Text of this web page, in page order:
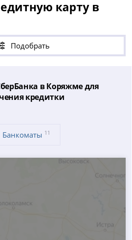
карту в
Подобрать
в Коряжме для
кредитки
Банкоматы 11